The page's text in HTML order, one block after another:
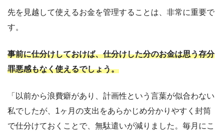
先を見越して使えるお金を管理することは、非常に重要で
す。
事前に仕分けしておけば、仕分けした分のお金は思う存分
罪悪感もなく使えるでしょう。
「以前から浪費癖があり、計画性という言葉が似合わない
私でしたが、1ヶ月の支出をあらかじめ分かりやすく封筒
で仕分けておくことで、無駄遣いが減りました。毎月にこ